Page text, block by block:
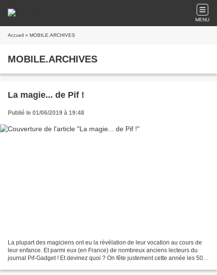
MENU
Accueil » MOBILE.ARCHIVES
MOBILE.ARCHIVES
La magie... de Pif !
Publié le 01/06/2019 à 19:48
La plupart des magiciens ont eu la révélation de leur vocation au cours de
leur enfance. Et parmi eux (en France) de nombreux anciens lecteurs du
journal Pif-Gadget ! Et devinez quoi ? On fête justement cette année les 50